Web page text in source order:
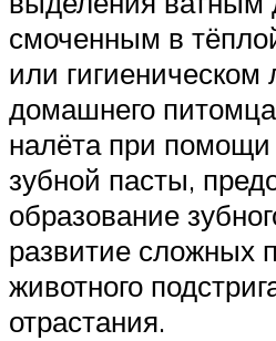
смоченным в
или
домашнего
налёта при
зубной пасты,
образование
развитие сложных
животного
отрастания.